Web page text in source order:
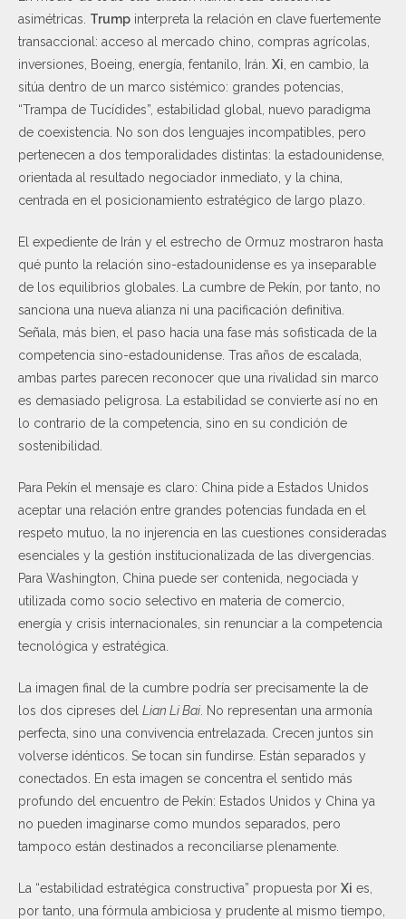
asimétricas. Trump interpreta la relación en clave fuertemente
transaccional: acceso al mercado chino, compras agrícolas,
inversiones, Boeing, energía, fentanilo, Irán. Xi , en cambio, la
sitúa dentro de un marco sistémico: grandes potencias,
“Trampa de Tucídides”, estabilidad global, nuevo paradigma
de coexistencia. No son dos lenguajes incompatibles, pero
pertenecen a dos temporalidades distintas: la estadounidense,
orientada al resultado negociador inmediato, y la china,
centrada en el posicionamiento estratégico de largo plazo.
El expediente de Irán y el estrecho de Ormuz mostraron hasta
qué punto la relación sino-estadounidense es ya inseparable
de los equilibrios globales. La cumbre de Pekín, por tanto, no
sanciona una nueva alianza ni una pacificación definitiva.
Señala, más bien, el paso hacia una fase más sofisticada de la
competencia sino-estadounidense. Tras años de escalada,
ambas partes parecen reconocer que una rivalidad sin marco
es demasiado peligrosa. La estabilidad se convierte así no en
lo contrario de la competencia, sino en su condición de
sostenibilidad.
Para Pekín el mensaje es claro: China pide a Estados Unidos
aceptar una relación entre grandes potencias fundada en el
respeto mutuo, la no injerencia en las cuestiones consideradas
esenciales y la gestión institucionalizada de las divergencias.
Para Washington, China puede ser contenida, negociada y
utilizada como socio selectivo en materia de comercio,
energía y crisis internacionales, sin renunciar a la competencia
tecnológica y estratégica.
La imagen final de la cumbre podría ser precisamente la de
los dos cipreses del Lian Li Bai . No representan una armonía
perfecta, sino una convivencia entrelazada. Crecen juntos sin
volverse idénticos. Se tocan sin fundirse. Están separados y
conectados. En esta imagen se concentra el sentido más
profundo del encuentro de Pekín: Estados Unidos y China ya
no pueden imaginarse como mundos separados, pero
tampoco están destinados a reconciliarse plenamente.
La “estabilidad estratégica constructiva” propuesta por Xi es,
por tanto, una fórmula ambiciosa y prudente al mismo tiempo,